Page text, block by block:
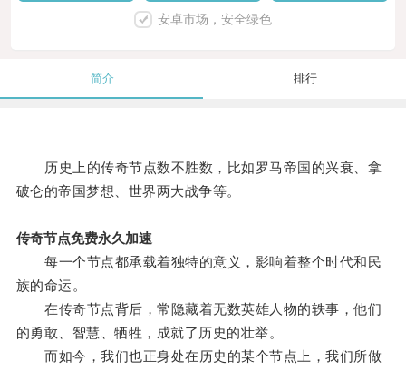
安卓市场，安全绿色
简介 排行
历史上的传奇节点数不胜数，比如罗马帝国的兴衰、拿
破仑的帝国梦想、世界两大战争等。
传奇节点免费永久加速
每一个节点都承载着独特的意义，影响着整个时代和民
族的命运。
在传奇节点背后，常隐藏着无数英雄人物的轶事，他们
的勇敢、智慧、牺牲，成就了历史的壮举。
而如今，我们也正身处在历史的某个节点上，我们所做